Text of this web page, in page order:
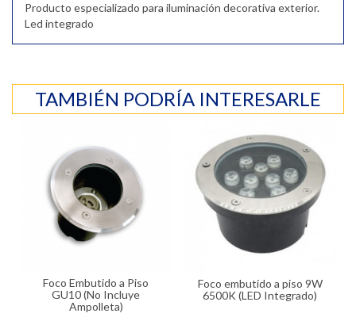
Producto especializado para iluminación decorativa exterior.
Led integrado
TAMBIÉN PODRÍA INTERESARLE
Foco Embutido a Piso
GU10 (No Incluye
Ampolleta)
Foco embutido a piso 9W
6500K (LED Integrado)